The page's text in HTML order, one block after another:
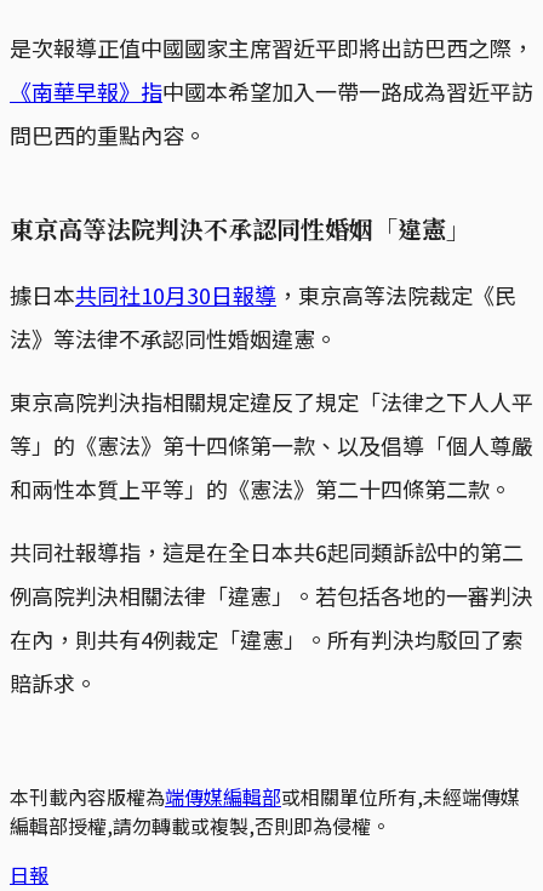
是次報導正值中國國家主席習近平即將出訪巴西之際，
《南華早報》指中國本希望加入一帶一路成為習近平訪
問巴西的重點內容。
東京高等法院判決不承認同性婚姻「違憲」
據日本共同社10月30日報導 ，東京高等法院裁定《民
法》等法律不承認同性婚姻違憲。
東京高院判決指相關規定違反了規定「法律之下人人平
等」的《憲法》第十四條第一款、以及倡導「個人尊嚴
和兩性本質上平等」的《憲法》第二十四條第二款。
共同社報導指，這是在全日本共6起同類訴訟中的第二
例高院判決相關法律「違憲」。若包括各地的一審判決
在內，則共有4例裁定「違憲」。所有判決均駁回了索
賠訴求。
本刊載內容版權為端傳媒編輯部或相關單位所有,未經端傳媒
編輯部授權,請勿轉載或複製,否則即為侵權。
日報